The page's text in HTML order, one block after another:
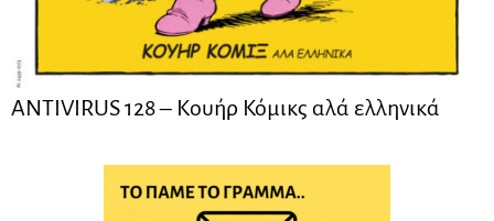
ANTIVIRUS 128 – Kουήρ Κόμικς αλά ελληνικά